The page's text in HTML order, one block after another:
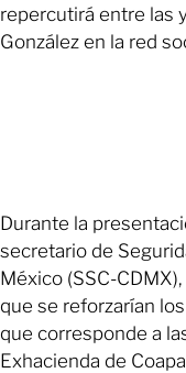
repercutirá entre las
González en la red
Durante la
secretario de
México (SSC-
que se reforzarían los
que corresponde a
Exhacienda de